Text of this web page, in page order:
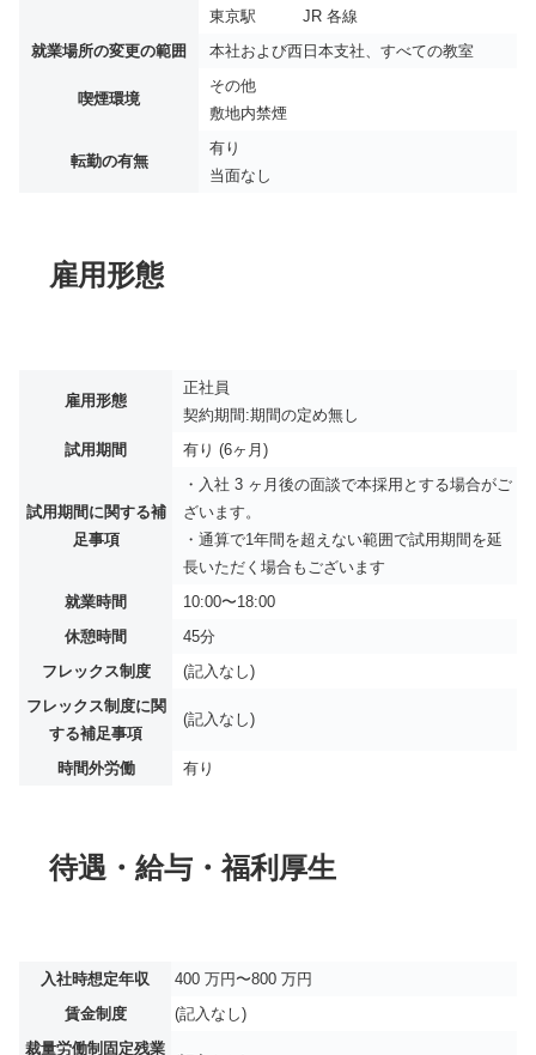
東京駅 JR 各線
就業場所の変更の範囲
本社および西日本支社、すべての教室
喫煙環境
その他
敷地内禁煙
転勤の有無
有り
当面なし
雇用形態
雇用形態
正社員
契約期間:期間の定め無し
試用期間
有り (6ヶ月)
試用期間に関する補
足事項
・入社 3 ヶ月後の面談で本採用とする場合がご
ざいます。
・通算で1年間を超えない範囲で試用期間を延
長いただく場合もございます
就業時間
10:00〜18:00
休憩時間
45分
フレックス制度
(記入なし)
フレックス制度に関
する補足事項
(記入なし)
時間外労働 有り
待遇・給与・福利厚生
入社時想定年収
400 万円〜800 万円
賃金制度
(記入なし)
裁量労働制固定残業